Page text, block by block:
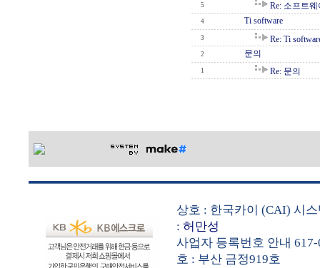
5 Re: 소프트
4 Ti software
3 Re: Ti
2 문의
1 Re: 문의
상호 : 한국카이 (CAI) 시
: 허만성
사업자 등록번호 안내
호 : 부산 금정919호